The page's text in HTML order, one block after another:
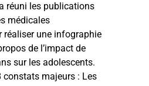
réuni les publications
médicales
réaliser une infographie
de l’impact de
sur les adolescents.
constats majeurs : Les